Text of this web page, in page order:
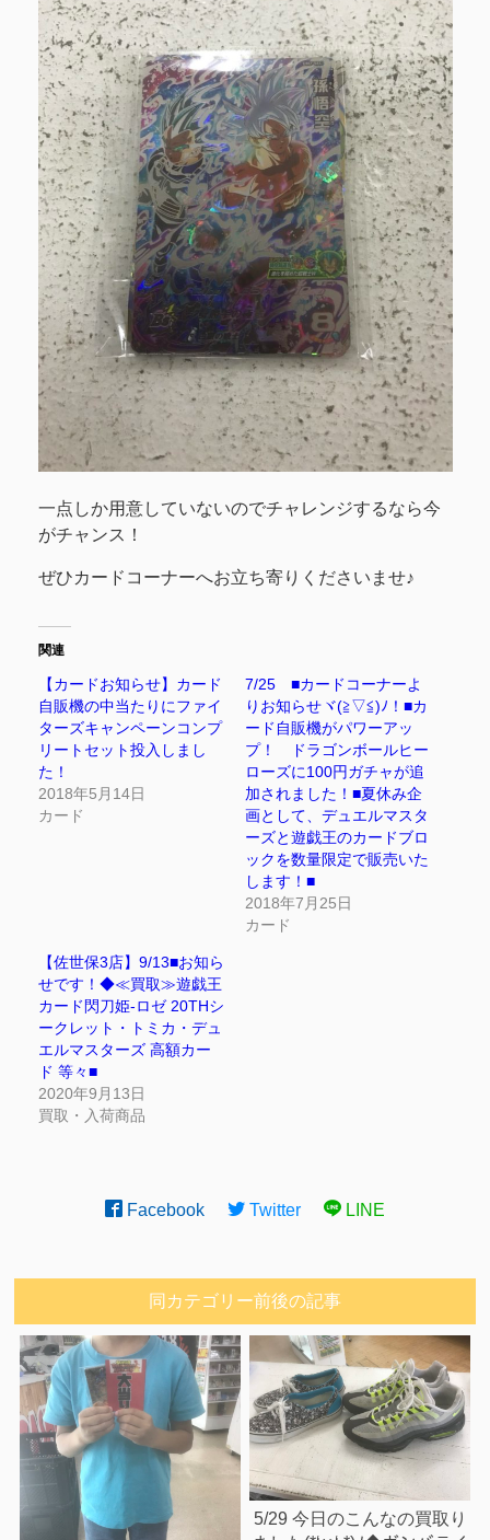
一点しか用意していないのでチャレンジするなら今
がチャンス！
ぜひカードコーナーへお立ち寄りくださいませ♪
関連
【カードお知らせ】カード
自販機の中当たりにファイ
ターズキャンペーンコンプ
リートセット投入しまし
た！
2018年5月14日
カード
7/25 ■カードコーナーよ
りお知らせヾ(≧▽≦)ﾉ！■カ
ード自販機がパワーアッ
プ！ ドラゴンボールヒー
ローズに100円ガチャが追
加されました！■夏休み企
画として、デュエルマスタ
ーズと遊戯王のカードブロ
ックを数量限定で販売いた
します！■
2018年7月25日
カード
【佐世保3店】9/13■お知ら
せです！◆≪買取≫遊戯王
カード閃刀姫-ロゼ 20THシ
ークレット・トミカ・デュ
エルマスターズ 高額カー
ド 等々■
2020年9月13日
買取・入荷商品
Facebook Twitter LINE
同カテゴリー前後の記事
5/29 今日のこんなの買取り